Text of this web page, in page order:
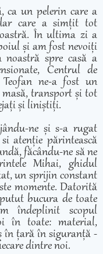
ca un pelerin care a
care a simțit tot
În ultima zi a
și am fost nevoiți
noastră spre casă a
Centrul de
Teofan ne-a fost un
transport și tot
și liniștiți.
ne și s-a rugat
atenție părintească
făcându-ne să ne
Mihai, ghidul
un sprijin constant
momente. Datorită
bucura de toate
îndeplinit scopul
în toate: material,
în țară în siguranță -
dintre noi.